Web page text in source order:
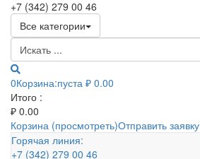
+7 (342) 279 00 46
Все категории
0Корзина:пуста ₽ 0.00
Итого :
₽ 0.00
Корзина (просмотреть)Отправить заявку
Горячая линия:
+7 (342) 279 00 46